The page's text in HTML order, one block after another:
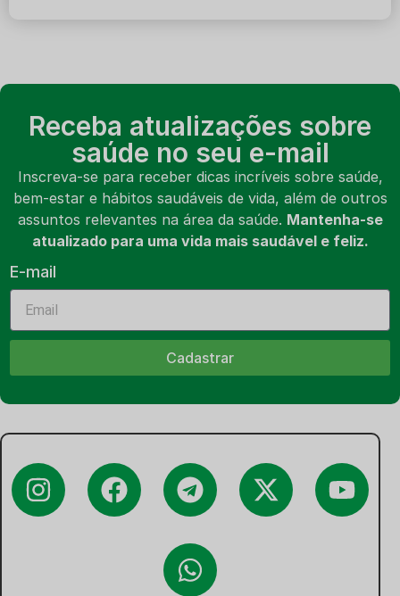
Receba atualizações sobre
saúde no seu e-mail
Inscreva-se para receber dicas incríveis sobre saúde,
bem-estar e hábitos saudáveis de vida, além de outros
assuntos relevantes na área da saúde. Mantenha-se
atualizado para uma vida mais saudável e feliz.
E-mail
Cadastrar